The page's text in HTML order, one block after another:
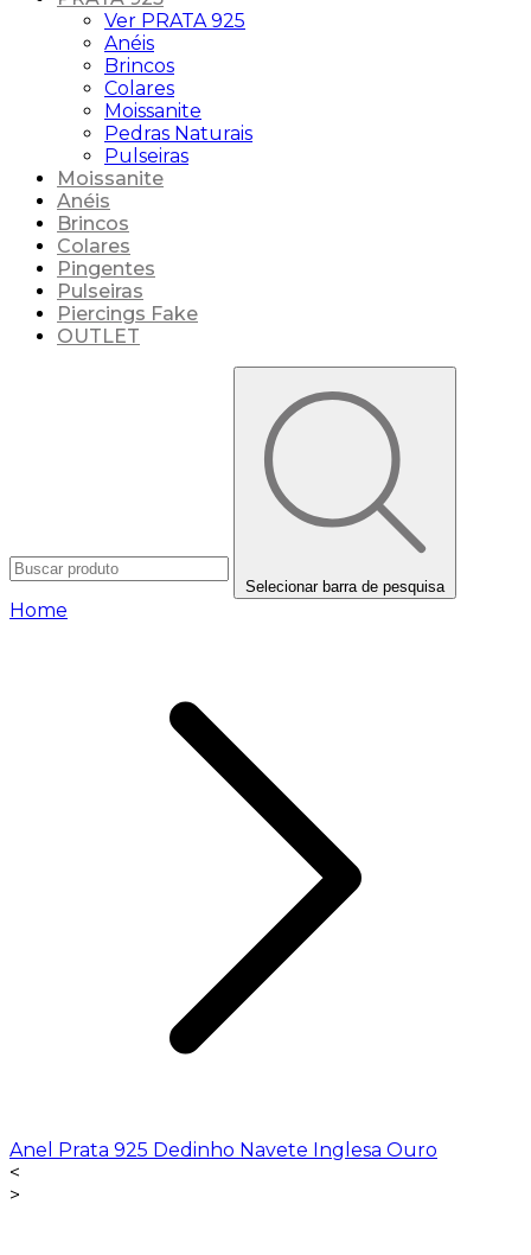
Ver PRATA 925
Anéis
Brincos
Colares
Moissanite
Pedras Naturais
Pulseiras
Moissanite
Anéis
Brincos
Colares
Pingentes
Pulseiras
Piercings Fake
OUTLET
Selecionar barra de pesquisa
Home
Anel Prata 925 Dedinho Navete Inglesa Ouro
<
>